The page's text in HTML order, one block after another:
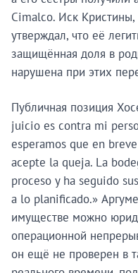
Cimalco. Иск
утверждал, что её
защищённая доля в
нарушена при этих
Публичная позиция
juicio es contra mi
esperamos que en
acepte la queja. La
proceso y ha seguido
a lo planificado.»
имуществе можно
операционной
он ещё не проверен в